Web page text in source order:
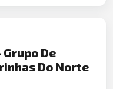
De
Do Norte